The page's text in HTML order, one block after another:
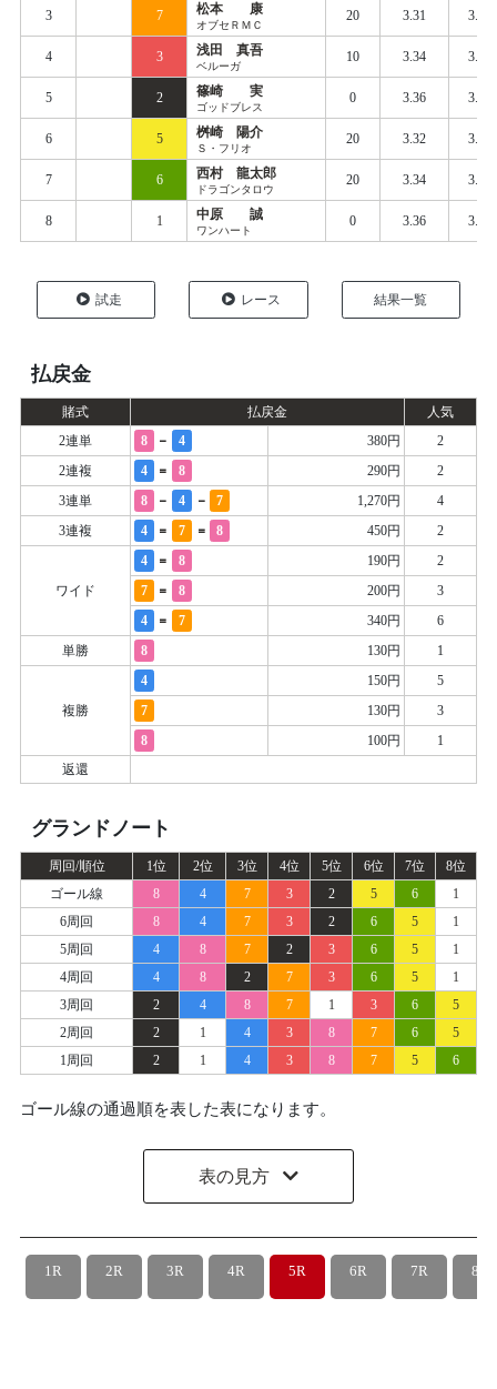
3 7 松本 康
オブセＲＭＣ
20 3.31 3.397
4 3 浅田 真吾
ベルーガ
10 3.34 3.418
5 2 篠崎 実
ゴッドブレス
0 3.36 3.439
6 5 桝崎 陽介
Ｓ・フリオ
20 3.32 3.426
7 6 西村 龍太郎
ドラゴンタロウ
20 3.34 3.426
8 1 中原 誠
ワンハート
0 3.36 3.474
試走 レース 結果一覧
払戻金
賭式 払戻金
人気
2連単
8 - 4 380円
2
2連複
4 = 8 290円
2
3連単
8 - 4 - 7 1,270円
4
3連複
4 = 7 = 8 450円 2
ワイド
4 = 8 190円
2
7
= 8 200円
3
4
= 7 340円
6
単勝
8 130円 1
複勝
4 150円
5
7
130円
3
8
100円
1
返還
グランドノート
周回/順位 1位 2位 3位 4位 5位 6位 7位
8位
ゴール線
8 4 7 3 2 5 6
1
6周回
8 4 7 3 2 6 5
1
5周回
4 8 7 2 3 6 5
1
4周回
4 8 2 7 3 6 5
1
3周回
2 4 8 7 1 3 6
5
2周回
2 1 4 3 8 7 6
5
1周回
2 1 4 3 8 7 5 6
ゴール線の通過順を表した表になります。
表の見方
1R 2R 3R 4R 5R 6R 7R 8R